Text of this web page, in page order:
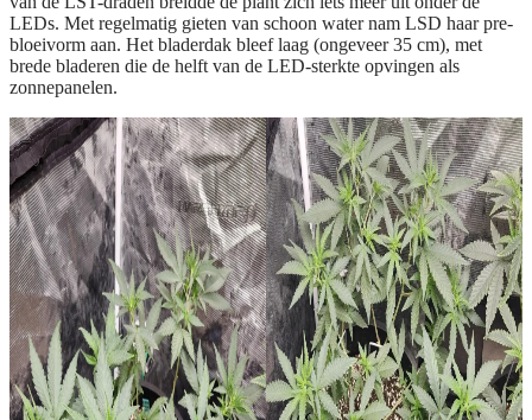
LEDs. Met regelmatig gieten van schoon water nam LSD haar pre-
bloeivorm aan. Het bladerdak bleef laag (ongeveer 35 cm), met
brede bladeren die de helft van de LED-sterkte opvingen als
zonnepanelen.